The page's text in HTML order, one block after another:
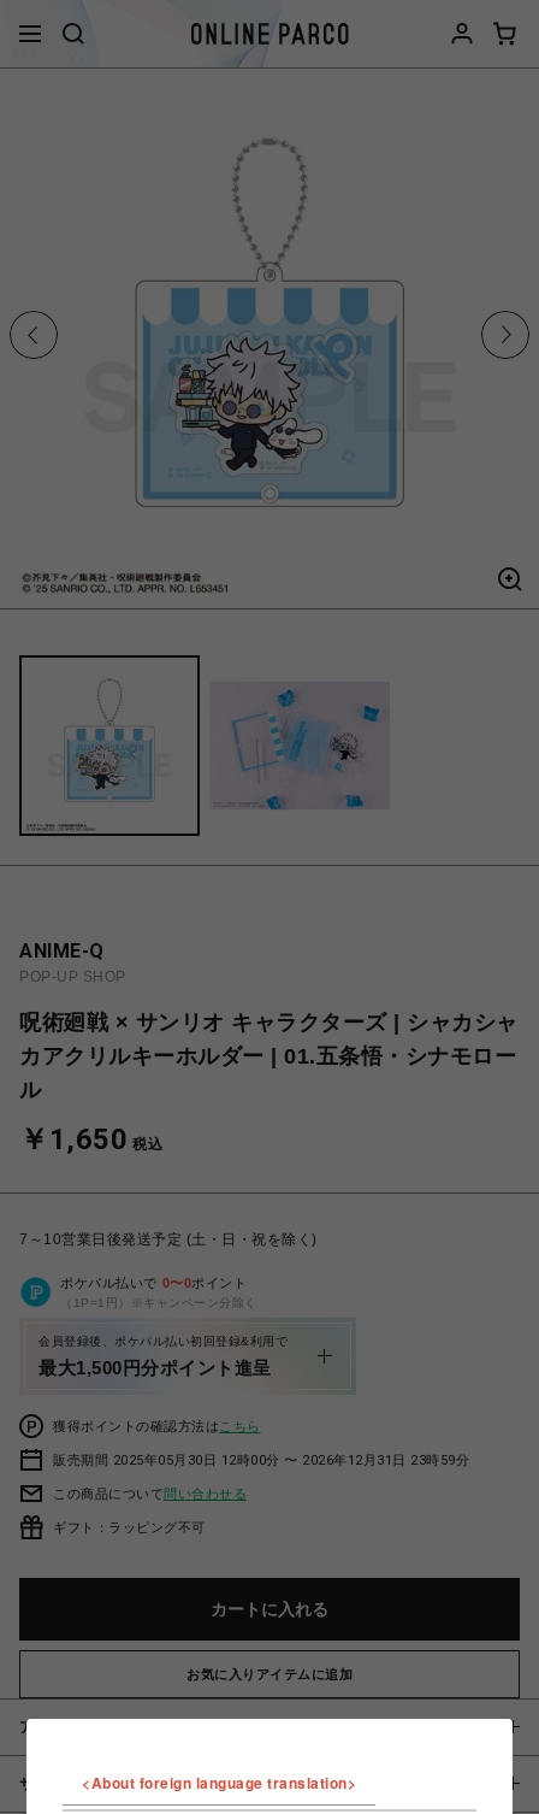
ANIME-Q
POP-UP SHOP
呪術廻戦 × サンリオ キャラクターズ | シャカシャ
カアクリルキーホルダー | 01.五条悟・シナモロー
ル
￥1,650 税込
7～10営業日後発送予定 (土・日・祝を除く)
ポケパル払いで 0〜0ポイント
（1P=1円）※キャンペーン分除く
会員登録後、ポケパル払い初回登録&利用で
最大1,500円分ポイント進呈
獲得ポイントの確認方法は こちら
販売期間 2025年05月30日 12時00分 〜 2026年12月31日 23時59分
この商品について問い合わせる
ギフト：ラッピング不可
カートに入れる
お気に入りアイテムに追加
アイテム説明 / 素材
サイズ <About foreign language translation>